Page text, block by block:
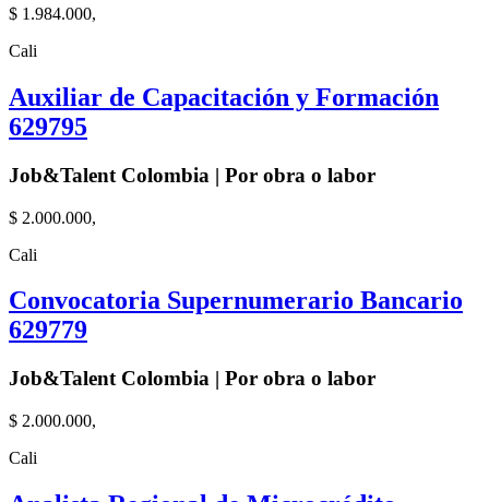
$ 1.984.000,
Cali
Auxiliar de Capacitación y Formación
629795
Job&Talent Colombia | Por obra o labor
$ 2.000.000,
Cali
Convocatoria Supernumerario Bancario
629779
Job&Talent Colombia | Por obra o labor
$ 2.000.000,
Cali